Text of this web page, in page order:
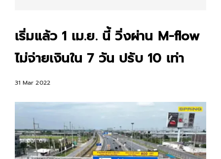
เริ่มแล้ว 1 เม.ย. นี้ วิ่งผ่าน M-flow
ไม่จ่ายเงินใน 7 วัน ปรับ 10 เท่า
31 Mar 2022